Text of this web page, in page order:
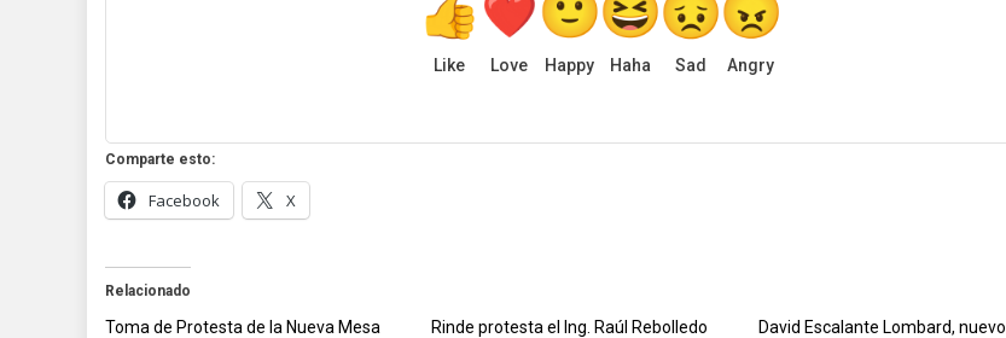
Like Love Happy Haha Sad Angry
Comparte esto:
Facebook X
Relacionado
Toma de Protesta de la Nueva Mesa
Rinde protesta el Ing. Raúl Rebolledo
David Escalante Lombard, nuevo